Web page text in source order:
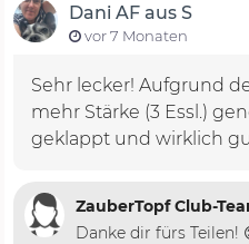
Dani AF aus S
vor 7 Monaten
Sehr lecker! Aufgrund
mehr Stärke (3 Essl.)
geklappt und wirklich
ZauberTopf Club-
Danke dir fürs Teilen!